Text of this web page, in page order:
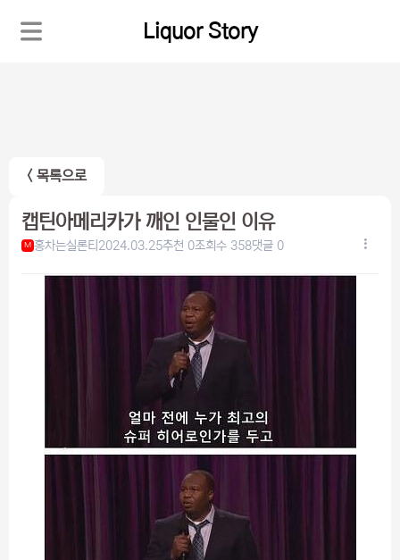
Liquor Story
< 목록으로
캡틴아메리카가 깨인 인물인 이유
M 홍차는실론티 2024.03.25추천 0조회수 358댓글 0